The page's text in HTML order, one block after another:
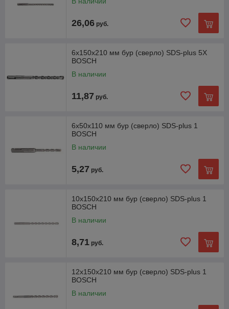
26,06 руб.
6х150х210 мм бур (сверло) SDS-plus 5X
BOSCH
В наличии
11,87 руб.
6х50х110 мм бур (сверло) SDS-plus 1
BOSCH
В наличии
5,27 руб.
10х150х210 мм бур (сверло) SDS-plus 1
BOSCH
В наличии
8,71 руб.
12х150х210 мм бур (сверло) SDS-plus 1
BOSCH
В наличии